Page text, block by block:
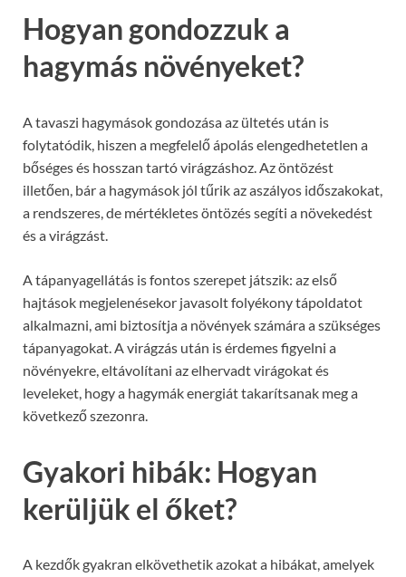
Hogyan gondozzuk a
hagymás növényeket?
A tavaszi hagymások gondozása az ültetés után is
folytatódik, hiszen a megfelelő ápolás elengedhetetlen a
bőséges és hosszan tartó virágzáshoz. Az öntözést
illetően, bár a hagymások jól tűrik az aszályos időszakokat,
a rendszeres, de mértékletes öntözés segíti a növekedést
és a virágzást.
A tápanyagellátás is fontos szerepet játszik: az első
hajtások megjelenésekor javasolt folyékony tápoldatot
alkalmazni, ami biztosítja a növények számára a szükséges
tápanyagokat. A virágzás után is érdemes figyelni a
növényekre, eltávolítani az elhervadt virágokat és
leveleket, hogy a hagymák energiát takarítsanak meg a
következő szezonra.
Gyakori hibák: Hogyan
kerüljük el őket?
A kezdők gyakran elkövethetik azokat a hibákat, amelyek